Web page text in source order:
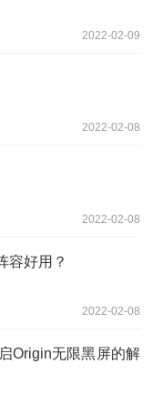
2022-02-09
2022-02-08
2022-02-08
容好用？
2022-02-08
Origin无限黑屏的解